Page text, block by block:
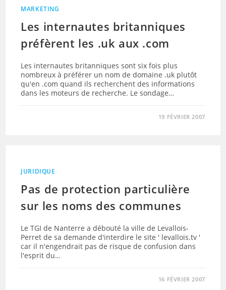
MARKETING
Les internautes britanniques
préfèrent les .uk aux .com
Les internautes britanniques sont six fois plus
nombreux à préférer un nom de domaine .uk plutôt
qu'en .com quand ils recherchent des informations
dans les moteurs de recherche. Le sondage…
19 FÉVRIER 2007
JURIDIQUE
Pas de protection particulière
sur les noms des communes
Le TGI de Nanterre a débouté la ville de Levallois-
Perret de sa demande d'interdire le site ' levallois.tv '
car il n'engendrait pas de risque de confusion dans
l'esprit du…
16 FÉVRIER 2007